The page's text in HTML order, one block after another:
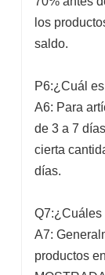
los
saldo.
P6:¿Cuál
A6: Para
de 3 a 7
cierta
días.
Q7:¿Cuáles
A7:
productos